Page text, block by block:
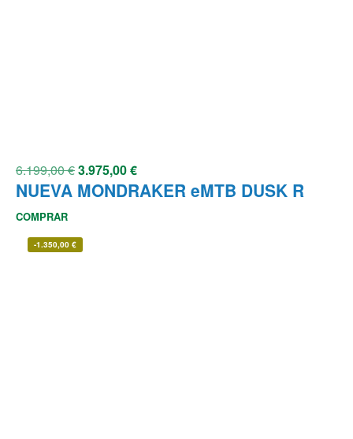
6.199,00€3.975,00€
NUEVA MONDRAKER eMTB DUSK R
COMPRAR
-1.350,00 €